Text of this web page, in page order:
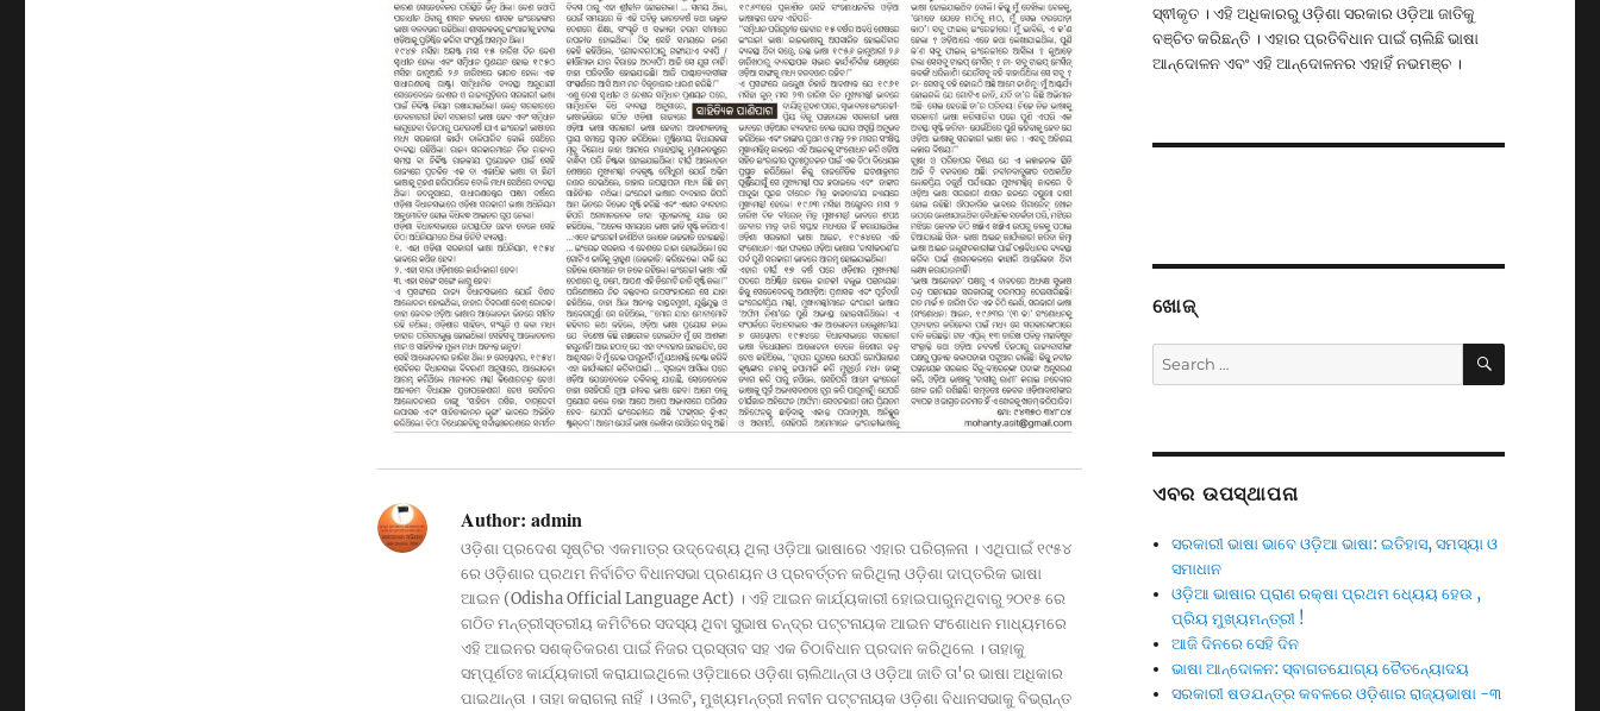
Author: admin
ଓଡ଼ିଶା ପ୍ରଦେଶ ସୃଷ୍ଟିର ଏକମାତ୍ର ଉଦ୍ଦେଶ୍ୟ ଥିଲା ଓଡ଼ିଆ ଭାଷାରେ ଏହାର ପରିଚାଳନା । ଏଥିପାଇଁ ୧୯୫୪
ରେ ଓଡ଼ିଶାର ପ୍ରଥମ ନିର୍ବାଚିତ ବିଧାନସଭା ପ୍ରଣୟନ ଓ ପ୍ରବର୍ତ୍ତନ କରିଥିଲା ଓଡ଼ିଶା ଦାପ୍ତରିକ ଭାଷା
ଆଇନ (Odisha Official Language Act) । ଏହି ଆଇନ କାର୍ଯ୍ୟକାରୀ ହୋଇପାରୁନଥିବାରୁ ୨୦୧୫ ରେ
ଗଠିତ ମନ୍ତ୍ରୀସ୍ତରୀୟ କମିଟିରେ ସଦସ୍ୟ ଥିବା ସୁଭାଷ ଚନ୍ଦ୍ର ପଟ୍ଟନାୟକ ଆଇନ ସଂଶୋଧନ ମାଧ୍ୟମରେ
ଏହି ଆଇନର ସଶକ୍ତିକରଣ ପାଇଁ ନିଜର ପ୍ରସ୍ତାବ ସହ ଏକ ଚିଠାବିଧାନ ପ୍ରଦାନ କରିଥିଲେ । ତାହାକୁ
ସମ୍ପୂର୍ଣତଃ କାର୍ଯ୍ୟକାରୀ କରାଯାଇଥିଲେ ଓଡ଼ିଆରେ ଓଡ଼ିଶା ଚାଲିଥାନ୍ତା ଓ ଓଡ଼ିଆ ଜାତି ତା'ର ଭାଷା ଅଧିକାର
ପାଇଥାନ୍ତା । ତାହା କରାଗଲା ନାହିଁ । ଓଲଟି, ମୁଖ୍ୟମନ୍ତ୍ରୀ ନବୀନ ପଟ୍ଟନାୟକ ଓଡ଼ିଶା ବିଧାନସଭାକୁ ବିଭ୍ରାନ୍ତ
ସ୍ଵୀକୃତ । ଏହି ଅଧିକାରରୁ ଓଡ଼ିଶା ସରକାର ଓଡ଼ିଆ ଜାତିକୁ
ବଞ୍ଚିତ କରିଛନ୍ତି । ଏହାର ପ୍ରତିବିଧାନ ପାଇଁ ଚାଲିଛି ଭାଷା
ଆନ୍ଦୋଳନ ଏବଂ ଏହି ଆନ୍ଦୋଳନର ଏହାହିଁ ନଭମଞ୍ଚ ।
ଖୋଜ୍
Search
for:
SEARCH
ଏବର ଉପସ୍ଥାପନା
ସରକାରୀ ଭାଷା ଭାବେ ଓଡ଼ିଆ ଭାଷା: ଇତିହାସ, ସମସ୍ୟା ଓ
ସମାଧାନ
ଓଡ଼ିଆ ଭାଷାର ପ୍ରାଣ ରକ୍ଷା ପ୍ରଥମ ଧ୍ୟେୟ ହେଉ ,
ପ୍ରିୟ ମୁଖ୍ୟମନ୍ତ୍ରୀ !
ଆଜି ଦିନରେ ସେହି ଦିନ
ଭାଷା ଆନ୍ଦୋଳନ: ସ୍ବାଗତଯୋଗ୍ୟ ଚୈତନ୍ୟୋଦୟ
ସରକାରୀ ଷଡଯନ୍ତ୍ର କବଳରେ ଓଡ଼ିଶାର ରାଜ୍ୟଭାଷା -୩